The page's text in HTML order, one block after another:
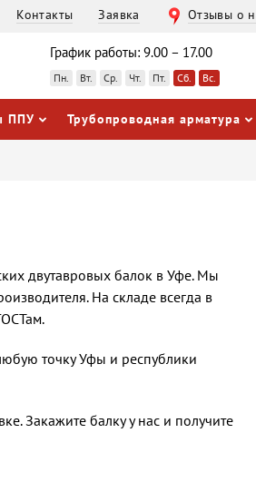
Контакты Заявка Отзывы о
График работы: 9.00 – 17.00
Пн. Вт. Ср. Чт. Пт. Сб. Вс.
ППУ Трубопроводная арматура
двутавровых балок в Уфе. Мы
На складе всегда в
точку Уфы и республики
Закажите балку у нас и получите